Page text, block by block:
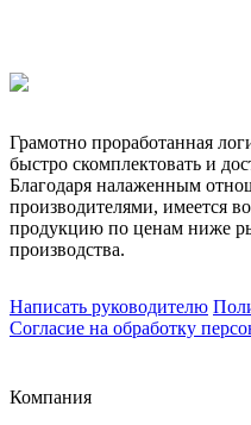
Грамотно проработанная
быстро скомплектовать и
Благодаря налаженным
производителями, имеется
продукцию по ценам ниже
производства.
Написать руководителю
Согласие на обработку
Компания